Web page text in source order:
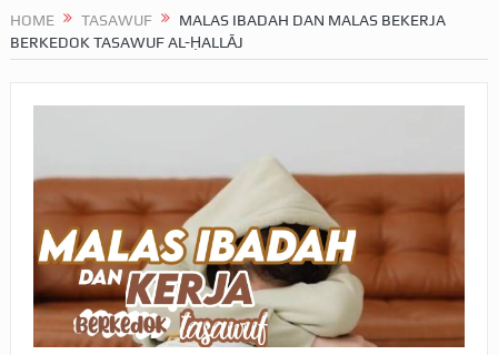
MIMPI YANG DIABAIKAN MENJELANG PERANG BADAR
HAKIKAT NIKMAT DI DUNIA!
BAGAIMANA CARA MEMBAYAR ZAKAT UANG?
UANG HARAM BISA MENJADI HALAL JIKA SEBAB
KEPEMILIKANNYA BERUBAH
ISTIDLAL BATIL VS ISTIDLAL SYAR’I
HOME TASAWUF
MALAS IBADAH DAN MALAS BEKERJA
BERKEDOK TASAWUF AL-ḤALLĀJ